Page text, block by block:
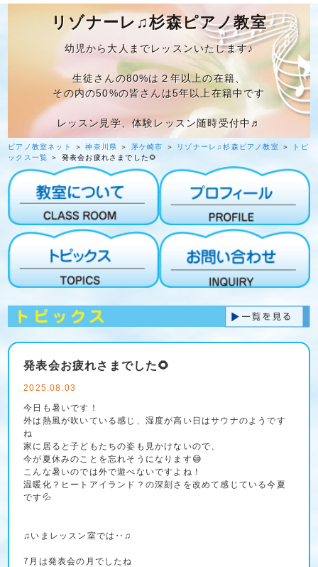
リゾナーレ♫杉森ピアノ教室
幼児から大人までレッスンいたします♪
生徒さんの80%は２年以上の在籍、
その内の50%の皆さんは5年以上在籍中です
レッスン見学、体験レッスン随時受付中♬
ピアノ教室ネット ＞神奈川県 ＞ 茅ケ崎市 ＞ リゾナーレ♫杉森ピアノ教室 ＞
トピ
ックス一覧
＞ 発表会お疲れさまでした🌻
発表会お疲れさまでした🌻
2025.08.03
今日も暑いです！
外は熱風が吹いている感じ、湿度が高い日はサウナのようです
ね
家に居ると子どもたちの姿も見かけないので、
今が夏休みのことを忘れそうになります😅
こんな暑いのでは外で遊べないですよね！
温暖化？ヒートアイランド？の深刻さを改めて感じている今夏
です💦
♫いまレッスン室では‥♫
7月は発表会の月でしたね